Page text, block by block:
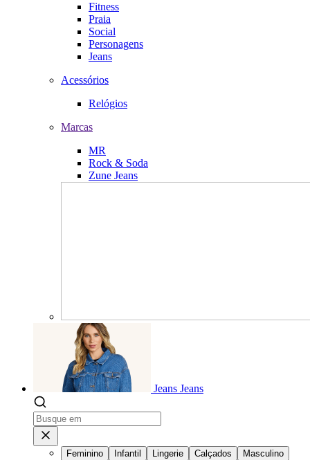
Fitness
Praia
Social
Personagens
Jeans
Acessórios
Relógios
Marcas
MR
Rock & Soda
Zune Jeans
Jeans Jeans
Feminino Infantil Lingerie Calçados
Masculino